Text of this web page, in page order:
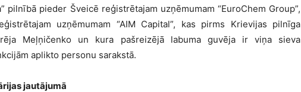
pilnībā pieder Šveicē reģistrētajam uzņēmumam “EuroChem Group”,
uzņēmumam “AIM Capital”, kas pirms Krievijas pilnīga
Meļņičenko un kura pašreizējā labuma guvēja ir viņa sieva
aplikto personu sarakstā.
jautājumā